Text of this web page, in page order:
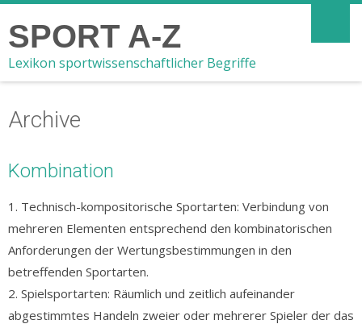
SPORT A-Z
Lexikon sportwissenschaftlicher Begriffe
Archive
Kombination
1. Technisch-kompositorische Sportarten: Verbindung von
mehreren Elementen entsprechend den kombinatorischen
Anforderungen der Wertungsbestimmungen in den
betreffenden Sportarten.
2. Spielsportarten: Räumlich und zeitlich aufeinander
abgestimmtes Handeln zweier oder mehrerer Spieler der das